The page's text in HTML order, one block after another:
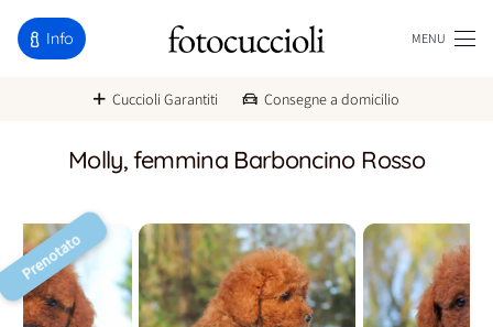
Info MENU
Cuccioli Garantiti Consegne a domicilio
Molly, femmina Barboncino Rosso
Prenotato